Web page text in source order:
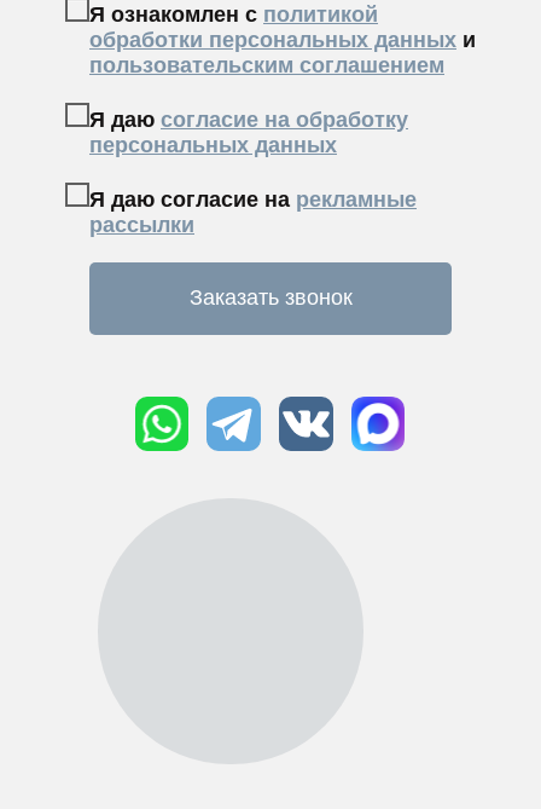
Я ознакомлен с политикой
обработки персональных данных и
пользовательским соглашением
Я даю согласие на обработку
персональных данных
Я даю согласие на рекламные
рассылки
Заказать звонок